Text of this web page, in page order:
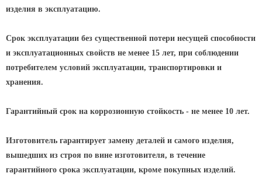
светильников
Кронштейны для подвесных
светильников
Кронштейны для опор однорожковые
ПАРКОВОЕ ОСВЕЩЕНИЕ
изделия в эксплуатацию.
Срок эксплуатации без существенной потери несущей способности
и эксплуатационных свойств не менее 15 лет, при соблюдении
потребителем условий эксплуатации, транспортировки и
хранения.
Гарантийный срок на коррозионную стойкость - не менее 10 лет.
Изготовитель гарантирует замену деталей и самого изделия,
вышедших из строя по вине изготовителя, в течение
гарантийного срока эксплуатации, кроме покупных изделий.